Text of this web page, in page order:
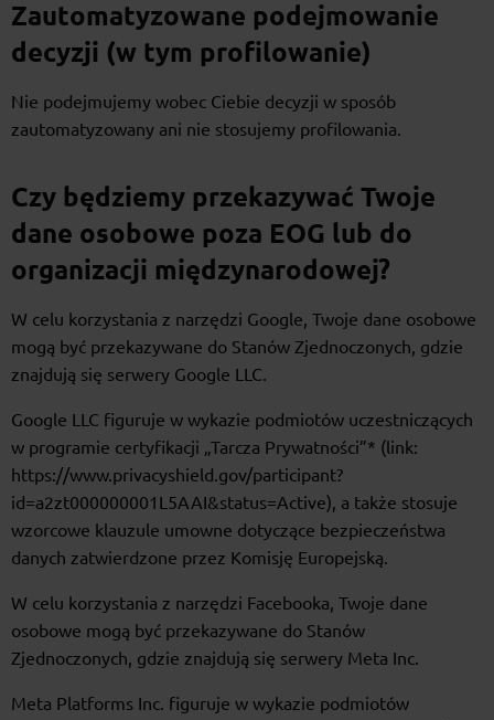
Zautomatyzowane podejmowanie
decyzji (w tym profilowanie)
Nie podejmujemy wobec Ciebie decyzji w sposób
zautomatyzowany ani nie stosujemy profilowania.
Czy będziemy przekazywać Twoje
dane osobowe poza EOG lub do
organizacji międzynarodowej?
W celu korzystania z narzędzi Google, Twoje dane osobowe
mogą być przekazywane do Stanów Zjednoczonych, gdzie
znajdują się serwery Google LLC.
Google LLC figuruje w wykazie podmiotów uczestniczących
w programie certyfikacji „Tarcza Prywatności”* (link:
https://www.privacyshield.gov/participant?
id=a2zt000000001L5AAI&status=Active), a także stosuje
wzorcowe klauzule umowne dotyczące bezpieczeństwa
danych zatwierdzone przez Komisję Europejską.
W celu korzystania z narzędzi Facebooka, Twoje dane
osobowe mogą być przekazywane do Stanów
Zjednoczonych, gdzie znajdują się serwery Meta Inc.
Meta Platforms Inc. figuruje w wykazie podmiotów